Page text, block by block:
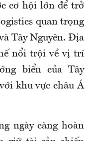
cơ hội lớn để trở
quan trọng
Tây Nguyên. Địa
nổi trội về vị trí
biển của Tây
khu vực châu Á
ngày càng hoàn